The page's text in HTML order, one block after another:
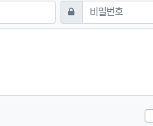
비밀번호필수